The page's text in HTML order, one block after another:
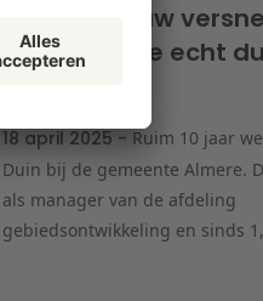
"Woningbouw
Alleen als we echt
18 april 2025 - Ruim 10 jaar
Duin bij de gemeente Almere.
als manager van de afdeling
gebiedsontwikkeling en sinds